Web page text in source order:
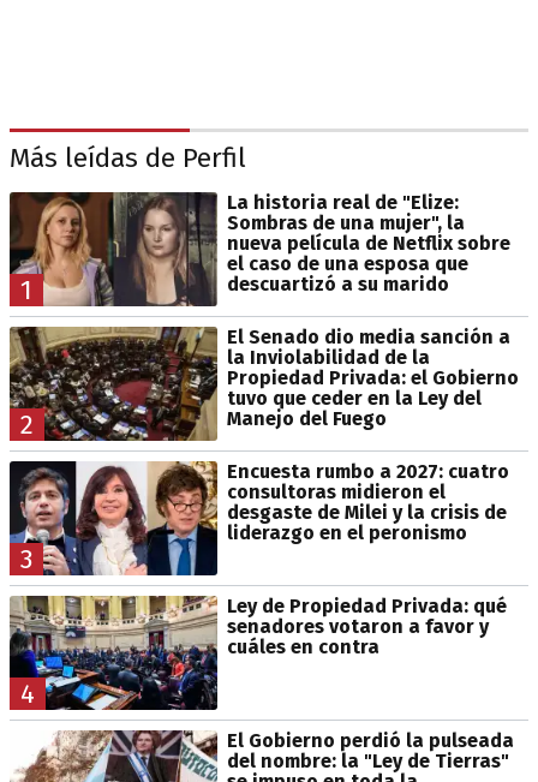
Más leídas de Perfil
1
La historia real de "Elize:
Sombras de una mujer", la
nueva película de Netflix sobre
el caso de una esposa que
descuartizó a su marido
2
El Senado dio media sanción a
la Inviolabilidad de la
Propiedad Privada: el Gobierno
tuvo que ceder en la Ley del
Manejo del Fuego
3
Encuesta rumbo a 2027: cuatro
consultoras midieron el
desgaste de Milei y la crisis de
liderazgo en el peronismo
4
Ley de Propiedad Privada: qué
senadores votaron a favor y
cuáles en contra
El Gobierno perdió la pulseada
del nombre: la "Ley de Tierras"